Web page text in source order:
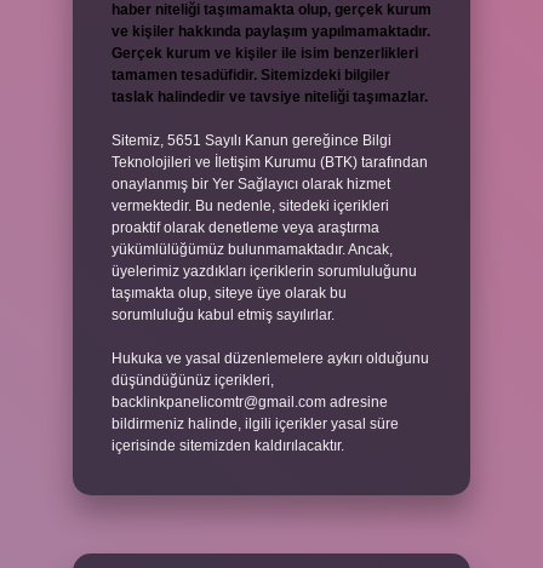
haber niteliği taşımamakta olup, gerçek kurum
ve kişiler hakkında paylaşım yapılmamaktadır.
Gerçek kurum ve kişiler ile isim benzerlikleri
tamamen tesadüfidir. Sitemizdeki bilgiler
taslak halindedir ve tavsiye niteliği taşımazlar.
Sitemiz, 5651 Sayılı Kanun gereğince Bilgi
Teknolojileri ve İletişim Kurumu (BTK) tarafından
onaylanmış bir Yer Sağlayıcı olarak hizmet
vermektedir. Bu nedenle, sitedeki içerikleri
proaktif olarak denetleme veya araştırma
yükümlülüğümüz bulunmamaktadır. Ancak,
üyelerimiz yazdıkları içeriklerin sorumluluğunu
taşımakta olup, siteye üye olarak bu
sorumluluğu kabul etmiş sayılırlar.
Hukuka ve yasal düzenlemelere aykırı olduğunu
düşündüğünüz içerikleri,
backlinkpanelicomtr@gmail.com adresine
bildirmeniz halinde, ilgili içerikler yasal süre
içerisinde sitemizden kaldırılacaktır.